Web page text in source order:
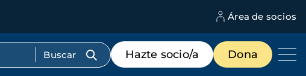
Área de socios
Menú
de
destacados
Hazte socio/a Dona